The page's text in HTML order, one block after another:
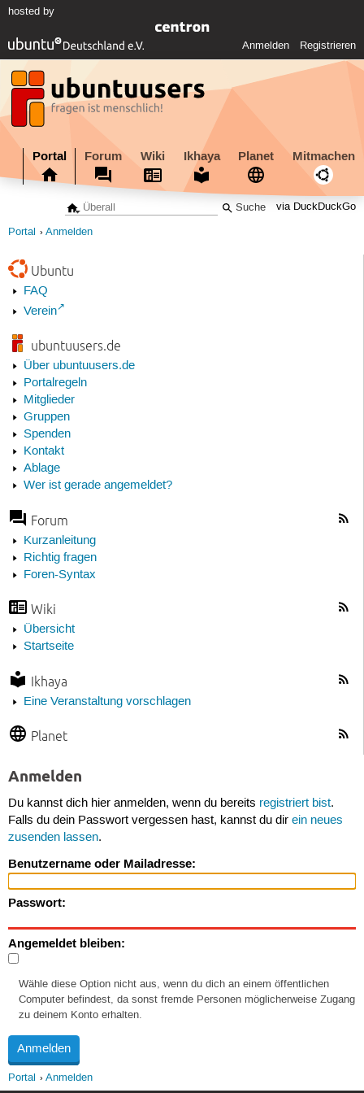
hosted by
Anmelden Registrieren
Portal Forum Wiki Ikhaya Planet Mitmachen
via DuckDuckGo
Portal Anmelden
Ubuntu
FAQ
Verein
ubuntuusers.de
Über ubuntuusers.de
Portalregeln
Mitglieder
Gruppen
Spenden
Kontakt
Ablage
Wer ist gerade angemeldet?
Forum
Kurzanleitung
Richtig fragen
Foren-Syntax
Wiki
Übersicht
Startseite
Ikhaya
Eine Veranstaltung vorschlagen
Planet
Anmelden
Du kannst dich hier anmelden, wenn du bereits registriert bist.
Falls du dein Passwort vergessen hast, kannst du dir ein neues
zusenden lassen.
Benutzername oder Mailadresse:
Passwort:
Angemeldet bleiben:
Wähle diese Option nicht aus, wenn du dich an einem öffentlichen
Computer befindest, da sonst fremde Personen möglicherweise Zugang
zu deinem Konto erhalten.
Portal Anmelden